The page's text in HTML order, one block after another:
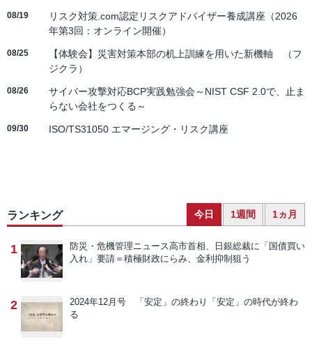
08/19
リスク対策.com認定リスクアドバイザー養成講座（2026
年第3回：オンライン開催）
08/25
【体験会】災害対策本部の机上訓練を用いた新機軸 （フ
ジクラ）
08/26
サイバー攻撃対応BCP実践勉強会～NIST CSF 2.0で、止ま
らない会社をつくる～
09/30 ISO/TS31050 エマージング・リスク講座
ランキング 今日 1週間 1ヵ月
1 防災・危機管理ニュース高市首相、日銀総裁に「国債買い
入れ」要請＝積極財政にらみ、金利抑制狙う
2 2024年12月号 「安定」の終わり
「安定」の時代が終わ
る